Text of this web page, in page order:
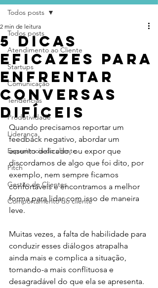
Todos posts
Atendimento ao Cliente
Startups
Comunicação
Tendências
Produtividade
Liderança
Experiência do cliente
Pitch
Gestão de Clientes
Comportamento do cliente
Todos posts
5 dicas
eficazes para
enfrentar
conversas
difíceis
2 min de leitura
Quando precisamos reportar um
feedback negativo, abordar um
assunto delicado, ou expor que
discordamos de algo que foi dito, por
exemplo, nem sempre ficamos
confortáveis e encontramos a melhor
forma para lidar com isso de maneira
leve.
Muitas vezes, a falta de habilidade para
conduzir esses diálogos atrapalha
ainda mais e complica a situação,
tornando-a mais conflituosa e
desagradável do que ela se apresenta.